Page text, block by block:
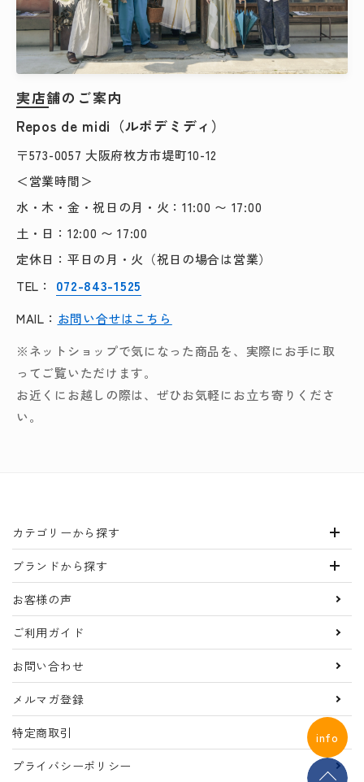
info
実店舗のご案内
Repos de midi（ルポデミディ）
〒573-0057 大阪府枚方市堤町10-12
＜営業時間＞
水・木・金・祝日の月・火：11:00 〜 17:00
土・日：12:00 〜 17:00
定休日：平日の月・火（祝日の場合は営業）
TEL：
072-843-1525
MAIL： お問い合せはこちら
※ネットショップで気になった商品を、実際にお手に取
ってご覧いただけます。
お近くにお越しの際は、ぜひお気軽にお立ち寄りくださ
い。
カテゴリーから探す
ブランドから探す
お客様の声
ご利用ガイド
お問い合わせ
メルマガ登録
特定商取引
プライバシーポリシー